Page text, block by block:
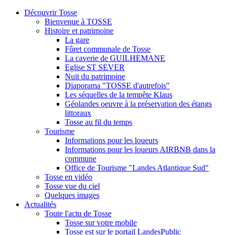
Découvrir Tosse
Bienvenue à TOSSE
Histoire et patrimoine
La gare
Fôret communale de Tosse
La caverie de GUILHEMANE
Eglise ST SEVER
Nuit du patrimoine
Diaporama "TOSSE d'autrefois"
Les séquelles de la tempête Klaus
Géolandes oeuvre à la préservation des étangs
littoraux
Tosse au fil du temps
Tourisme
Informations pour les loueurs
Informations pour les loueurs AIRBNB dans la
commune
Office de Tourisme "Landes Atlantique Sud"
Tosse en vidéo
Tosse vue du ciel
Quelques images
Actualités
Toute l'actu de Tosse
Tosse sur votre mobile
Tosse est sur le portail LandesPublic